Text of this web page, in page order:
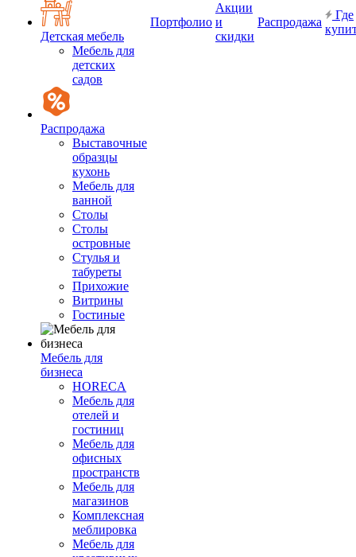
Детская мебель
Мебель для
детских
садов
Распродажа
Выставочные
образцы
кухонь
Мебель для
ванной
Столы
Столы
островные
Стулья и
табуреты
Прихожие
Витрины
Гостиные
Мебель для
бизнеса
HORECA
Мебель для
отелей и
гостиниц
Мебель для
офисных
пространств
Мебель для
магазинов
Комплексная
меблировка
Мебель для
Портфолио
Акции
и
скидки
Распродажа
Где